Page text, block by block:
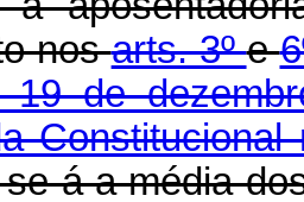
nosarts. 3ºe
19 de
á a média